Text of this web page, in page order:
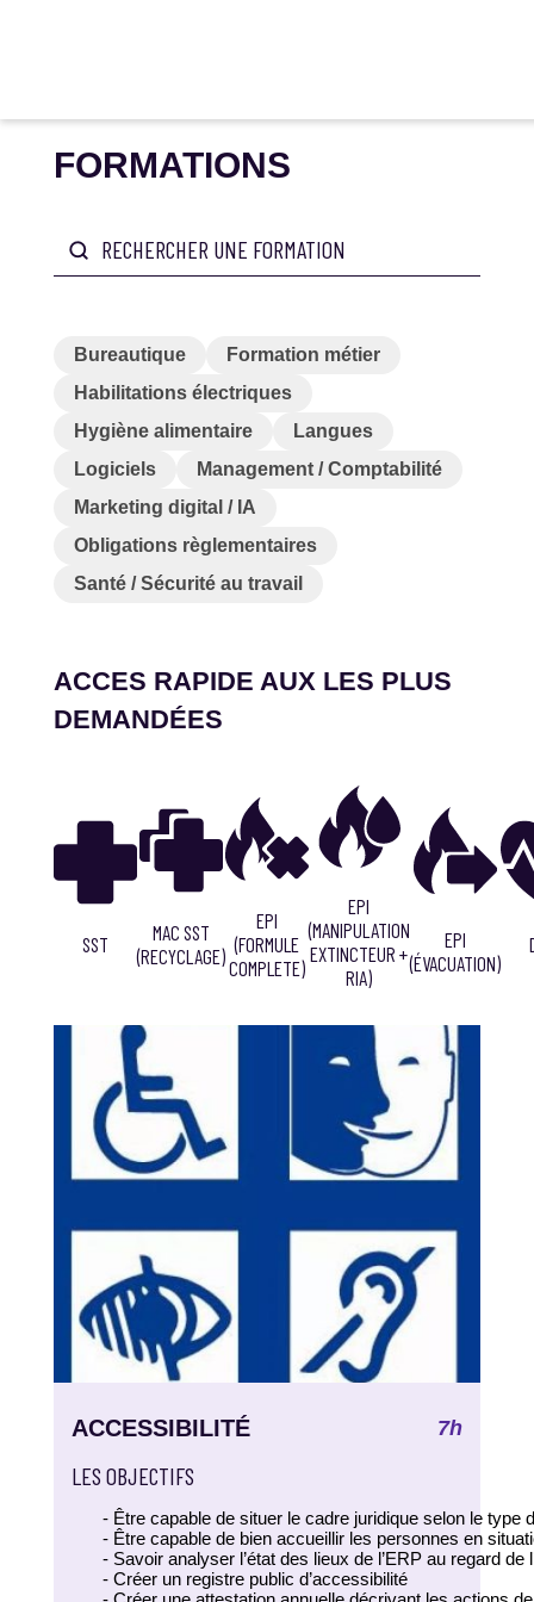
FORMATIONS
Bureautique
Formation métier
Habilitations électriques
Hygiène alimentaire
Langues
Logiciels
Management / Comptabilité
Marketing digital / IA
Obligations règlementaires
Santé / Sécurité au travail
ACCES RAPIDE AUX LES PLUS
DEMANDÉES
SST
MAC SST
(RECYCLAGE)
EPI
(FORMULE
COMPLETE)
EPI
(MANIPULATION
EXTINCTEUR +
RIA)
EPI
(ÉVACUATION)
ACCESSIBILITÉ 7h
LES OBJECTIFS
Être capable de situer le cadre juridique selon le type
Être capable de bien accueillir les personnes en
Savoir analyser l’état des lieux de l’ERP au regard de
Créer un registre public d’accessibilité